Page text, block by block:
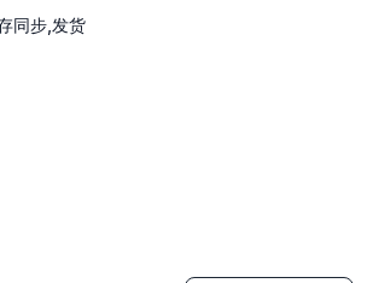
同步,发货